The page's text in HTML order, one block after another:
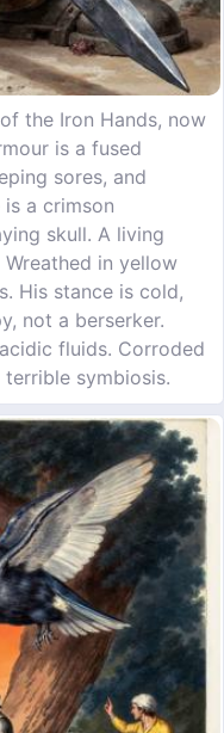
the Iron Hands, now
is a fused
sores, and
a crimson
skull. A living
in yellow
His stance is cold,
not a berserker.
fluids. Corroded
symbiosis.